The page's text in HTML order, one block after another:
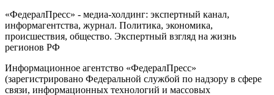
«ФедералПресс» - медиа-холдинг: экспертный канал,
информагентства, журнал. Политика, экономика,
происшествия, общество. Экспертный взгляд на жизнь
регионов РФ
Информационное агентство «ФедералПресс»
(зарегистрировано Федеральной службой по надзору в сфере
связи, информационных технологий и массовых